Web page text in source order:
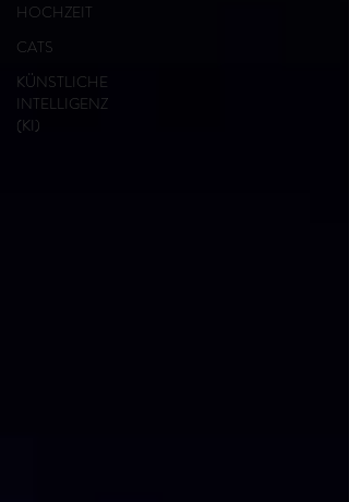
HOCHZEIT
CATS
KÜNSTLICHE
INTELLIGENZ
(KI)